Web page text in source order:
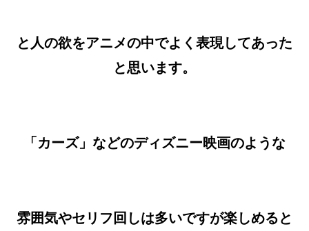
と人の欲をアニメの中でよく表現してあった
と思います。
「カーズ」などのディズニー映画のような
雰囲気やセリフ回しは多いですが楽しめると